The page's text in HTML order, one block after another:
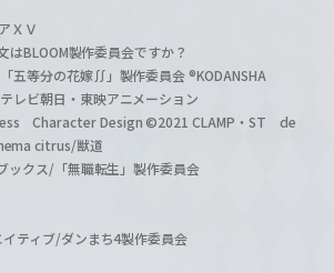
ＸＶ
BLOOM製作委員会ですか？
五等分の花嫁∬」製作委員会 ®KODANSHA
レビ朝日・東映アニメーション
Character Design ©2021 CLAMP・ST de
citrus/獣道
ックス/「無職転生」製作委員会
ティブ/ダンまち4製作委員会